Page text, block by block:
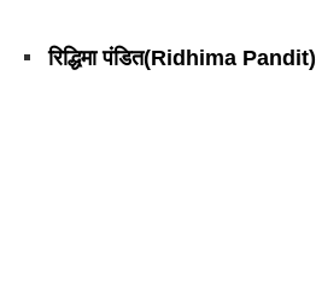
रिद्धिमा पंडित(Ridhima Pandit)